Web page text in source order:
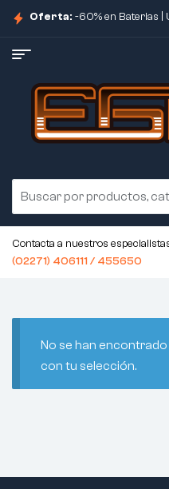
Oferta: -60% en Baterias |
Contacta a nuestros
(02271) 406111 / 455650
No se han
con tu selección.